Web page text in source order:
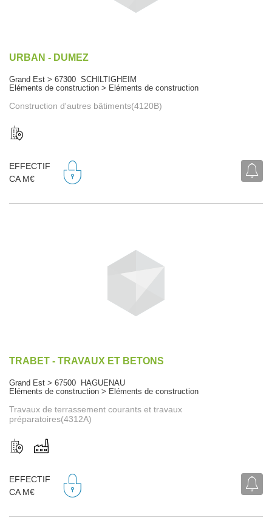
URBAN - DUMEZ
Grand Est > 67300 SCHILTIGHEIM
Eléments de construction > Eléments de construction
Construction d'autres bâtiments(4120B)
EFFECTIF
CA M€
TRABET - TRAVAUX ET BETONS
Grand Est > 67500 HAGUENAU
Eléments de construction > Eléments de construction
Travaux de terrassement courants et travaux
préparatoires(4312A)
EFFECTIF
CA M€